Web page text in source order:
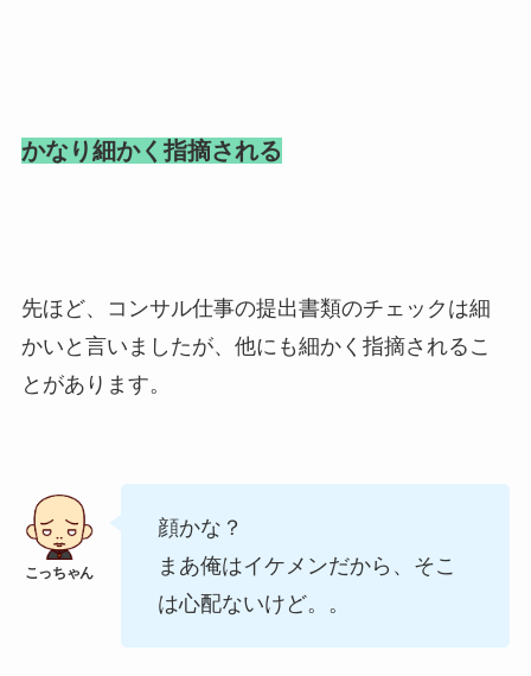
かなり細かく指摘される
先ほど、コンサル仕事の提出書類のチェックは細
かいと言いましたが、他にも細かく指摘されるこ
とがあります。
顔かな？
まあ俺はイケメンだから、そこ
は心配ないけど。。